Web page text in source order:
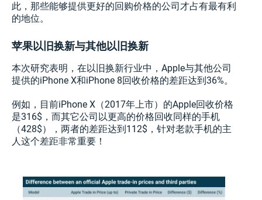
此，那些能够提供更好的回购价格的公司才占有最有利
的地位。
苹果以旧换新与其他以旧换新
本次研究表明，在以旧换新行业中，Apple与其他公司
提供的iPhone X和iPhone 8回收价格的差距达到36%。
例如，目前iPhone X（2017年上市）的Apple回收价格
是316$，而其它公司以更高的价格回收同样的手机
（428$），两者的差距达到112$，针对老款手机的主
人这个差距非常重要！